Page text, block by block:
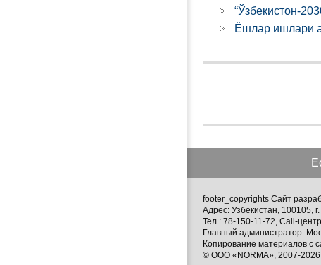
“Ўзбекистон-
Ёшлар ишлари
footer_copyrights Сайт
Адрес: Узбекистан, 100105,
Тел.: 78-150-11-72, Call-
Главный администратор:
Копирование материалов с
© ООО «NORMA», 2007-